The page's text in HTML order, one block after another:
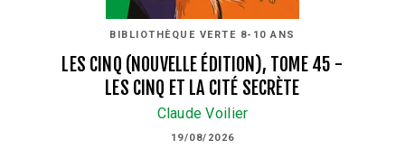
BIBLIOTHÈQUE VERTE 8-10 ANS
LES CINQ (NOUVELLE ÉDITION), TOME 45 -
LES CINQ ET LA CITÉ SECRÈTE
Claude Voilier
19/08/2026